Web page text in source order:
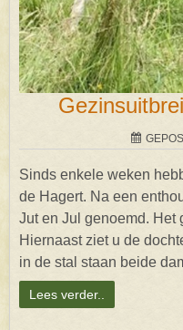
Sinds enkele weken
de Hagert. Na een
Jut en Jul genoemd. Het
Hiernaast ziet u de
in de stal staan beide
Lees verder..